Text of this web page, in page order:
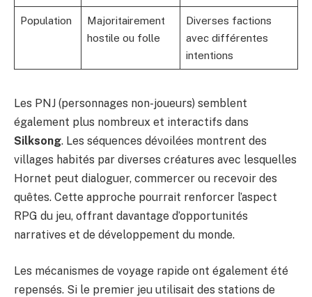
Population
Majoritairement
hostile ou folle
Diverses factions
avec différentes
intentions
Les PNJ (personnages non-joueurs) semblent
également plus nombreux et interactifs dans
Silksong. Les séquences dévoilées montrent des
villages habités par diverses créatures avec lesquelles
Hornet peut dialoguer, commercer ou recevoir des
quêtes. Cette approche pourrait renforcer l’aspect
RPG du jeu, offrant davantage d’opportunités
narratives et de développement du monde.
Les mécanismes de voyage rapide ont également été
repensés. Si le premier jeu utilisait des stations de